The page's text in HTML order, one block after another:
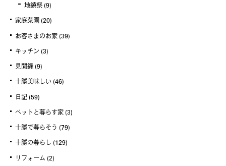
地鎮祭 (9)
家庭菜園 (20)
お客さまのお家 (39)
キッチン (3)
見聞録 (9)
十勝美味しい (46)
日記 (59)
ペットと暮らす家 (3)
十勝で暮らそう (79)
十勝の暮らし (129)
リフォーム (2)